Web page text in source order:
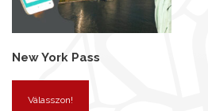
New York Pass
Válasszon!